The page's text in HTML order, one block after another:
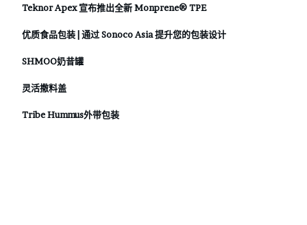
Teknor Apex 宣布推出全新 Monprene® TPE
优质食品包装 | 通过 Sonoco Asia 提升您的包装设计
SHMOO奶昔罐
灵活撒料盖
Tribe Hummus外带包装